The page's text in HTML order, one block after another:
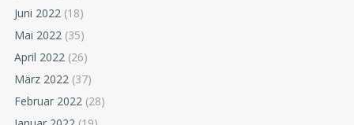
Juni 2022 (18)
Mai 2022 (35)
April 2022 (26)
März 2022 (37)
Februar 2022 (28)